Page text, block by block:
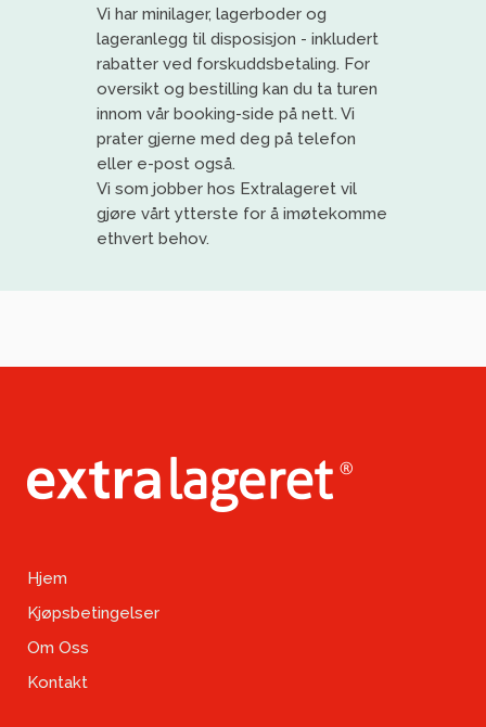
Vi har minilager, lagerboder og
lageranlegg til disposisjon - inkludert
rabatter ved forskuddsbetaling. For
oversikt og bestilling kan du ta turen
innom vår booking-side på nett. Vi
prater gjerne med deg på telefon
eller e-post også.
Vi som jobber hos Extralageret vil
gjøre vårt ytterste for å imøtekomme
ethvert behov.
Hjem
Kjøpsbetingelser
Om Oss
Kontakt